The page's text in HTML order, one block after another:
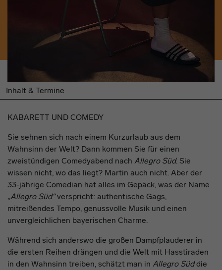
Inhalt & Termine
KABARETT UND COMEDY
Sie sehnen sich nach einem Kurzurlaub aus dem
Wahnsinn der Welt? Dann kommen Sie für einen
zweistündigen Comedyabend nach Allegro Süd. Sie
wissen nicht, wo das liegt? Martin auch nicht. Aber der
33-jährige Comedian hat alles im Gepäck, was der Name
„Allegro Süd“verspricht: authentische Gags,
mitreißendes Tempo, genussvolle Musik und einen
unvergleichlichen bayerischen Charme.
Während sich anderswo die großen Dampfplauderer in
die ersten Reihen drängen und die Welt mit Hasstiraden
in den Wahnsinn treiben, schätzt man in Allegro Süddie